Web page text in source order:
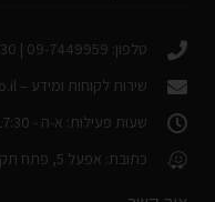
טלפון: 09-7449959 | 3730*
שירות לקוחות ומידע –
שעות פעילות: א-ה - 08:00-17:30
כתובת: אפעל 5, פתח תקווה (חניה חינם ללקוחות)